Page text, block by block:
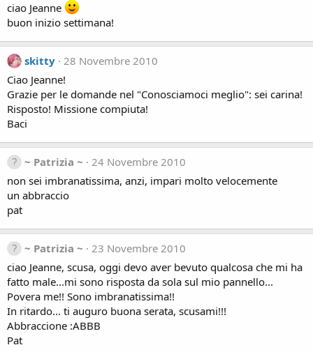
ciao Jeanne
buon inizio settimana!
skitty 28 Novembre 2010
Ciao Jeanne!
Grazie per le domande nel "Conosciamoci meglio": sei carina!
Risposto! Missione compiuta!
Baci
~ Patrizia ~
24 Novembre 2010
non sei imbranatissima, anzi, impari molto velocemente
un abbraccio
pat
~ Patrizia ~
23 Novembre 2010
ciao Jeanne, scusa, oggi devo aver bevuto qualcosa che mi ha
fatto male...mi sono risposta da sola sul mio pannello...
Povera me!! Sono imbranatissima!!
In ritardo... ti auguro buona serata, scusami!!!
Abbraccione :ABBB
Pat